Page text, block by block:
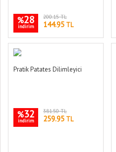
%28
indirim
200.15 TL
144.95 TL
Pratik Patates Dilimleyici
%32
indirim
381.50 TL
259.95 TL